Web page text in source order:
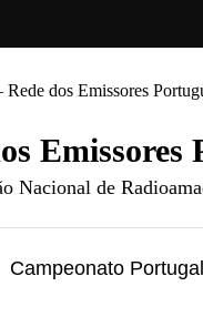
Emissores
Nacional de
Campeonato